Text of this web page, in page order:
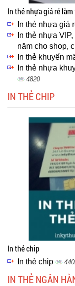
In thẻ nhựa giá rẻ
In thẻ nhựa giá
In thẻ nhựa
năm cho shop,
In thẻ khuyến
In thẻ nhựa
4820
IN THẺ CHIP
In thẻ chip
In thẻ chip
IN THẺ NGÂN